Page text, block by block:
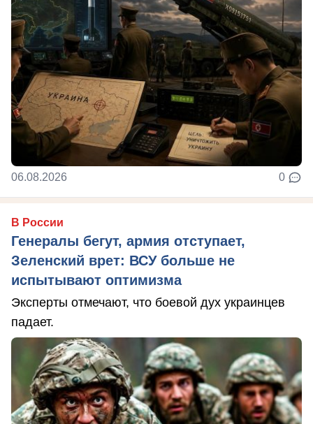
06.08.2026 0
В России
Генералы бегут, армия отступает,
Зеленский врет: ВСУ больше не
испытывают оптимизма
Эксперты отмечают, что боевой дух украинцев
падает.